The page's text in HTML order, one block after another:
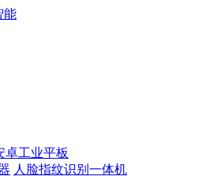
卓工业平板
人脸指纹识别一体机